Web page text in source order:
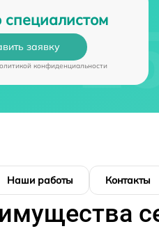
специалистом
заявку
конфиденциальности
Наши работы Контакты